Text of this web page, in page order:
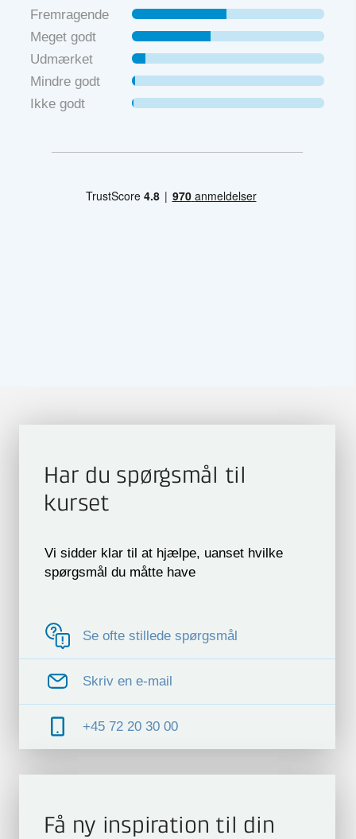
Fremragende
Meget godt
Udmærket
Mindre godt
Ikke godt
Har du spørgsmål til
kurset
Vi sidder klar til at hjælpe, uanset hvilke
spørgsmål du måtte have
Se ofte stillede spørgsmål
Skriv en e-mail
+45 72 20 30 00
Få ny inspiration til din